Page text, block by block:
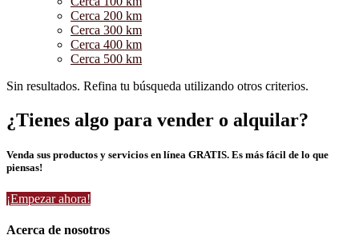
Cerca 200 km
Cerca 300 km
Cerca 400 km
Cerca 500 km
Sin resultados. Refina tu búsqueda utilizando otros criterios.
¿Tienes algo para vender o alquilar?
Venda sus productos y servicios en línea GRATIS. Es más fácil de lo que
piensas!
¡Empezar ahora!
Acerca de nosotros